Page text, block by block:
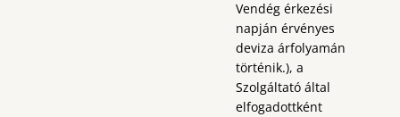
Vendég érkezési
napján érvényes
deviza árfolyamán
történik.), a
Szolgáltató által
elfogadottként